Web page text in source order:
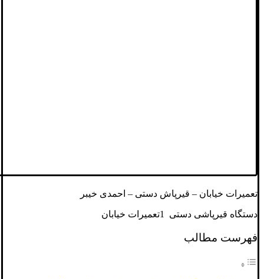
تعمیرات خیابان – قیرپاش دستی – احمدی خیبر
دستگاه قیرپاشی دستی 1تعمیرات خیابان
فهرست مطالب